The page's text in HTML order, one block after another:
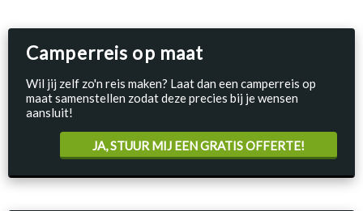
Camperreis op maat
Wil jij zelf zo'n reis maken? Laat dan een camperreis op
maat samenstellen zodat deze precies bij je wensen
aansluit!
JA, STUUR MIJ EEN GRATIS OFFERTE!